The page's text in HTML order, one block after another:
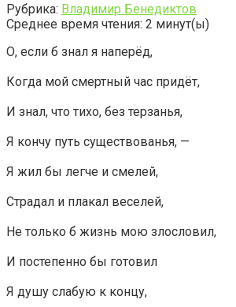
Рубрика: Владимир Бенедиктов
Среднее время чтения: 2 минут(ы)
О, если б знал я наперёд,
Когда мой смертный час придёт,
И знал, что тихо, без терзанья,
Я кончу путь существованья, —
Я жил бы легче и смелей,
Страдал и плакал веселей,
Не только б жизнь мою злословил,
И постепенно бы готовил
Я душу слабую к концу,